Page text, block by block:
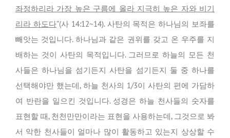
좌정하리라 가장 높은 구름에 올라 지극히 높은 자와 비기
리라 하도다”(사 14:12~14). 사탄의 목적은 하나님의 보좌를
빼앗는 것입니다. 하나님과 같은 권위를 갖고 온 우주를 지
배하는 것이 사탄의 목적입니다. 그러므로 하늘의 모든 천
사들은 하나님을 섬기든지 사탄을 섬기든지 둘 중 하나를
선택해야만 했는데, 하늘 천사의 1/3이 사탄의 편에 가담하
여 반란을 일으킨 것입니다. 성경은 하늘 천사들의 숫자를
표현할 때, 천천만만이라는 표현을 사용하는데, 그것으로 봐
서 악한 천사들이 얼마나 많이 활동하고 있는지 상상할 수